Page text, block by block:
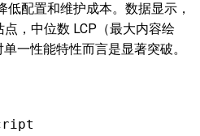
低配置和维护成本。数据显示，
，中位数 LCP（最大内容绘
一性能特性而言是显著突破。